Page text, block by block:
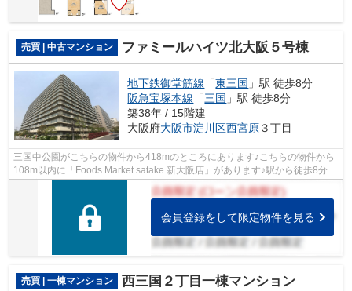
売買 | 中古マンション ファミールハイツ北大阪５号棟
地下鉄御堂筋線 「東三国 」駅 徒歩8分
阪急宝塚本線 「三国 」駅 徒歩8分
築38年 / 15階建
大阪府大阪市淀川区西宮原３丁目
三国中公園がこちらの物件から418mのところにあります♪こちらの物件から
108m以内に「Foods Market satake 新大阪店」があります♪駅から徒歩8分圏
内に立地しています♪中古でありながら...
会員登録をして限定物件を見る
売買 | 一棟マンション 西三国２丁目一棟マンション